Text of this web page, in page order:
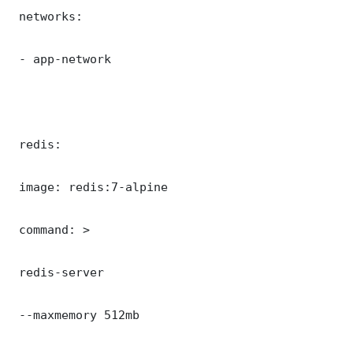
networks:
- app-network
redis:
image: redis:7-alpine
command: >
redis-server
--maxmemory 512mb